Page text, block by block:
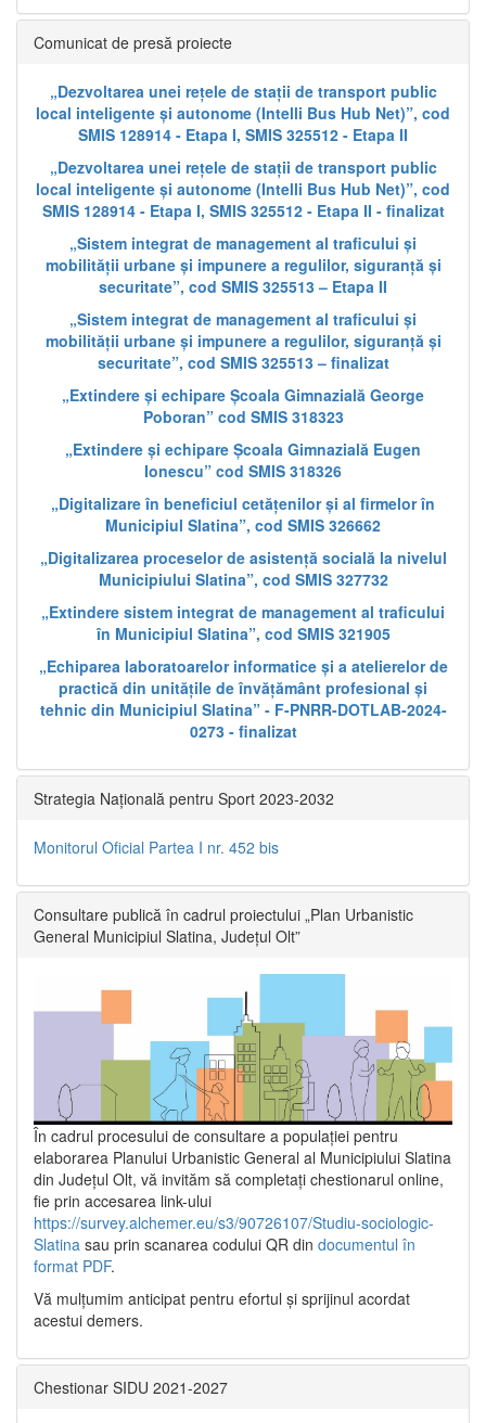
Comunicat de presă proiecte
„Dezvoltarea unei rețele de stații de transport public
local inteligente și autonome (Intelli Bus Hub Net)”, cod
SMIS 128914 - Etapa I, SMIS 325512 - Etapa II
„Dezvoltarea unei rețele de stații de transport public
local inteligente și autonome (Intelli Bus Hub Net)”, cod
SMIS 128914 - Etapa I, SMIS 325512 - Etapa II - finalizat
„Sistem integrat de management al traficului și
mobilității urbane și impunere a regulilor, siguranță și
securitate”, cod SMIS 325513 – Etapa II
„Sistem integrat de management al traficului și
mobilității urbane și impunere a regulilor, siguranță și
securitate”, cod SMIS 325513 – finalizat
„Extindere și echipare Școala Gimnazială George
Poboran” cod SMIS 318323
„Extindere și echipare Școala Gimnazială Eugen
Ionescu” cod SMIS 318326
„Digitalizare în beneficiul cetățenilor și al firmelor în
Municipiul Slatina”, cod SMIS 326662
„Digitalizarea proceselor de asistență socială la nivelul
Municipiului Slatina”, cod SMIS 327732
„Extindere sistem integrat de management al traficului
în Municipiul Slatina”, cod SMIS 321905
„Echiparea laboratoarelor informatice și a atelierelor de
practică din unitățile de învățământ profesional și
tehnic din Municipiul Slatina” - F-PNRR-DOTLAB-2024-
0273 - finalizat
Strategia Națională pentru Sport 2023-2032
Monitorul Oficial Partea I nr. 452 bis
Consultare publică în cadrul proiectului „Plan Urbanistic
General Municipiul Slatina, Județul Olt”
În cadrul procesului de consultare a populaţiei pentru
elaborarea Planului Urbanistic General al Municipiului Slatina
din Județul Olt, vă invităm să completați chestionarul online,
fie prin accesarea link-ului
https://survey.alchemer.eu/s3/90726107/Studiu-sociologic-
Slatina sau prin scanarea codului QR din documentul în
format PDF.
Vă mulţumim anticipat pentru efortul şi sprijinul acordat
acestui demers.
Chestionar SIDU 2021-2027